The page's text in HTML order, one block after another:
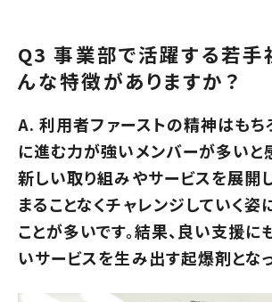
Q3 事業部で活躍する若手
んな特徴がありますか？
A. 利用者ファーストの精神はもち
に進む力が強いメンバーが多いと
新しい取り組みやサービスを展開
まることなくチャレンジしていく
ことが多いです。結果、良い支援に
いサービスを生み出す起爆剤となっ